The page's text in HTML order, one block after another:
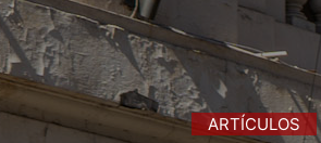
ARTÍCULOS